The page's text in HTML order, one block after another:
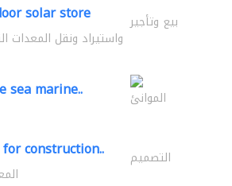
solar store بيع وتأجير
واستيراد ونقل المعدات
sea marine.. الموانئ
construction.. التصميم